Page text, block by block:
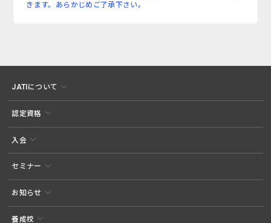
きます。あらかじめご了承下さい。
JATIについて
認定資格
入会
セミナー
お知らせ
養成校